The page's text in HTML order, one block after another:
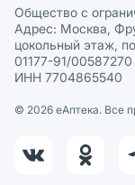
Общество с
Адрес: Москва,
цокольный этаж,
01177-91/
ИНН 7704865540
© 2026 eАптека. Все